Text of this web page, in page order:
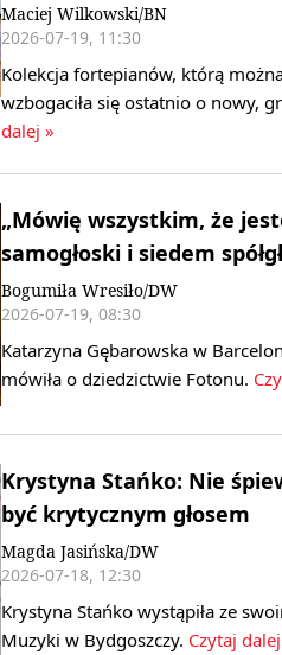
Maciej Wilkowski/BN
2026-07-19, 11:30
Kolekcja fortepianów, którą
wzbogaciła się ostatnio o nowy,
dalej »
„Mówię wszystkim, że
samogłoski i siedem
Bogumiła Wresiło/DW
2026-07-19, 08:30
Katarzyna Gębarowska w
mówiła o dziedzictwie Fotonu.
Krystyna Stańko: Nie
być krytycznym głosem
Magda Jasińska/DW
2026-07-18, 12:30
Krystyna Stańko wystąpiła ze
Muzyki w Bydgoszczy. Czytaj